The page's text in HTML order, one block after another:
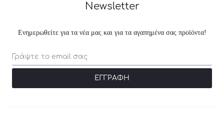
Newsletter
Ενημερωθείτε για τα νέα μας και για τα αγαπημένα σας προϊόντα!